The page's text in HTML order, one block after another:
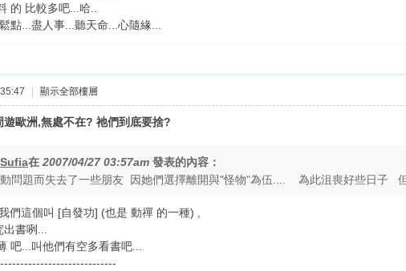
的 比較多吧...哈..
點...盡人事...聽天命...心隨緣...
顯示全部樓層
歐洲,無處不在? 祂們到底要捨?
Sufia在 2007/04/27 03:57am 發表的內容：
問題而失去了一些朋友 因她們選擇離開與"怪物"為伍.... 為此沮喪好些日子
們這個叫 [自發功] (也是 動禪 的一種) ,
書咧...
吧...叫他們有空多看書吧...